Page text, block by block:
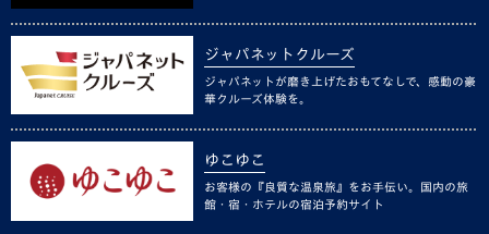
ジャパネットクルーズ
ジャパネットが磨き上げたおもてなしで、感動の豪
華クルーズ体験を。
ゆこゆこ
お客様の『良質な温泉旅』をお手伝い。国内の旅
館・宿・ホテルの宿泊予約サイト